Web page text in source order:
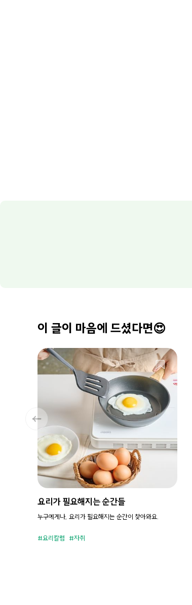
이 글이 마음에 드셨다면😍
요리가 필요해지는 순간들
누구에게나, 요리가 필요해지는 순간이 찾아와요.
요리칼럼 자취